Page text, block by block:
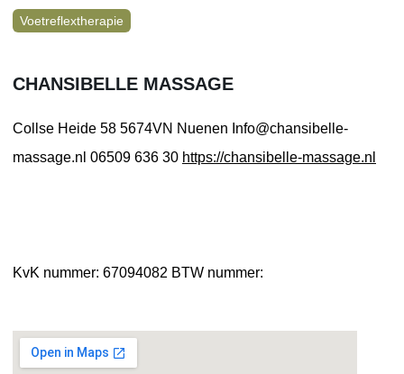
Voetreflextherapie
CHANSIBELLE MASSAGE
Collse Heide 58 5674VN Nuenen Info@chansibelle-
massage.nl 06509 636 30 https://chansibelle-massage.nl
KvK nummer: 67094082 BTW nummer: